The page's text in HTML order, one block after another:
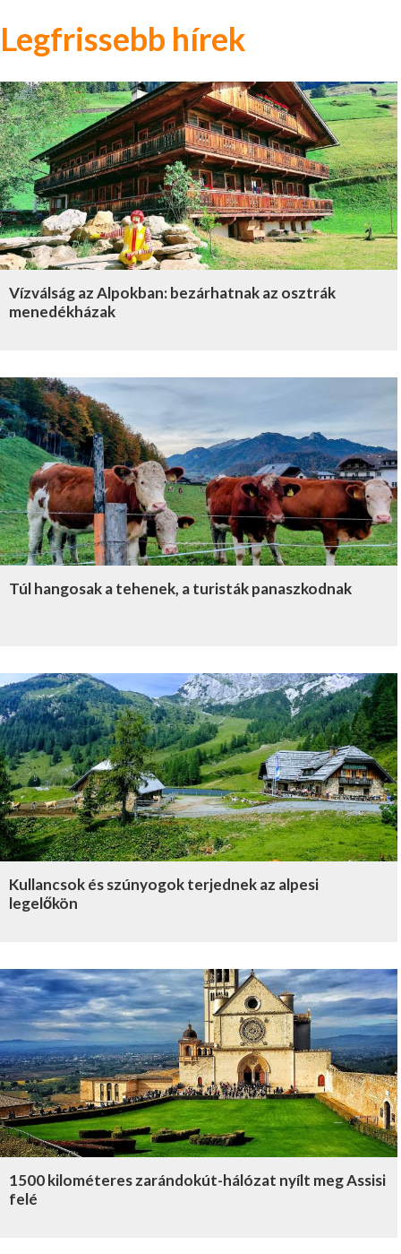
Legfrissebb hírek
Vízválság az Alpokban: bezárhatnak az osztrák
menedékházak
Túl hangosak a tehenek, a turisták panaszkodnak
Kullancsok és szúnyogok terjednek az alpesi
legelőkön
1500 kilométeres zarándokút-hálózat nyílt meg Assisi
felé